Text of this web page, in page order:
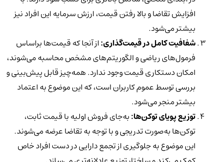
افزایش تقاضا و بالا رفتن قیمت، ارزش سرمایه این افراد نیز
بیشتر می‌شود.
شفافیت کامل در قیمت‌گذاری:از آنجا که قیمت‌ها براساس
فرمول‌های ریاضی و الگوریتم‌های مشخص محاسبه می‌شوند،
امکان دستکاری قیمت وجود ندارد. همه‌چیز قابل پیش‌بینی و
بررسی توسط عموم کاربران است، که این موضوع به اعتماد
بیشتر منجر می‌شود.
توزیع پویای توکن‌ها:به‌جای فروش اولیه با قیمت ثابت،
توکن‌ها به‌صورت تدریجی و با توجه به تقاضا عرضه می‌شوند.
این موضوع به جلوگیری از تجمع دارایی در دست افراد خاص